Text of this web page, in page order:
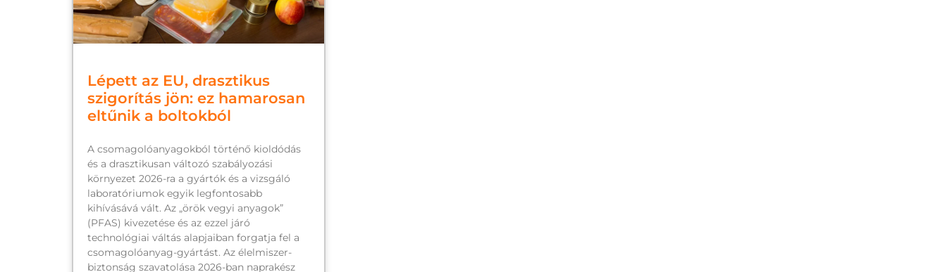
Lépett az EU, drasztikus
szigorítás jön: ez hamarosan
eltűnik a boltokból
A csomagolóanyagokból történő kioldódás
és a drasztikusan változó szabályozási
környezet 2026-ra a gyártók és a vizsgáló
laboratóriumok egyik legfontosabb
kihívásává vált. Az „örök vegyi anyagok”
(PFAS) kivezetése és az ezzel járó
technológiai váltás alapjaiban forgatja fel a
csomagolóanyag-gyártást. Az élelmiszer-
biztonság szavatolása 2026-ban naprakész